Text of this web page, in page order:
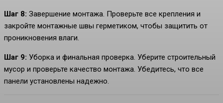
Шаг 8: Завершение монтажа. Проверьте все крепления и
закройте монтажные швы герметиком, чтобы защитить от
проникновения влаги.
Шаг 9: Уборка и финальная проверка. Уберите строительный
мусор и проверьте качество монтажа. Убедитесь, что все
панели установлены надежно.